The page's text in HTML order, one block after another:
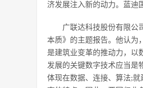
济发展注入新的动力。蓝迪
广联达科技股份有限
本质》的主题报告。他认为
是建筑业变革的推动力，以
发展的关键数字技术应当是
体现在数据、连接、算法;